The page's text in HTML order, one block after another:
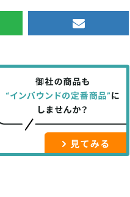
メ
マ
ガ
登
録
す